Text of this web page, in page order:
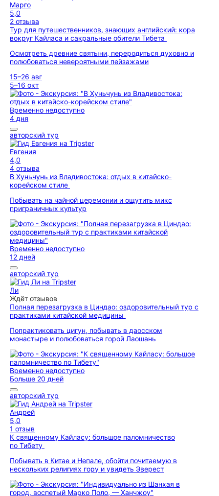
Марго
5,0
2 отзыва
Тур для путешественников, знающих английский: кора
вокруг Кайласа и сакральные обители Тибета
Осмотреть древние святыни, переродиться духовно и
полюбоваться невероятными пейзажами
15–26 авг
5–16 окт
Временно недоступно
4 дня
авторский тур
Евгения
4,0
4 отзыва
В Хуньчунь из Владивостока: отдых в китайско-
корейском стиле
Побывать на чайной церемонии и ощутить микс
приграничных культур
Временно недоступно
12 дней
авторский тур
Ли
Ждёт отзывов
Полная перезагрузка в Циндао: оздоровительный тур с
практиками китайской медицины
Попрактиковать цигун, побывать в даосском
монастыре и полюбоваться горой Лаошань
Временно недоступно
Больше 20 дней
авторский тур
Андрей
5,0
1 отзыв
К священному Кайласу: большое паломничество
по Тибету
Побывать в Китае и Непале, обойти почитаемую в
нескольких религиях гору и увидеть Эверест